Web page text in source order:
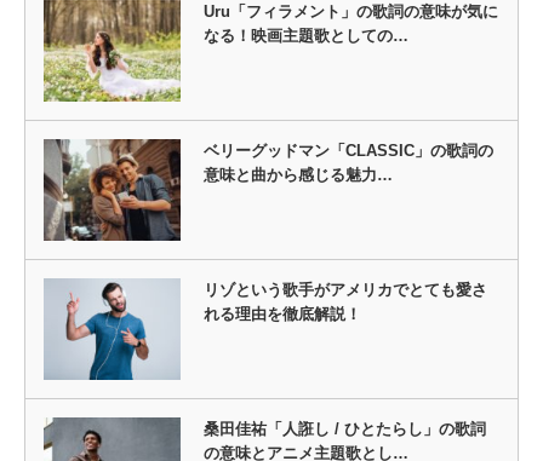
Uru「フィラメント」の歌詞の意味が気に
なる！映画主題歌としての…
ベリーグッドマン「CLASSIC」の歌詞の
意味と曲から感じる魅力…
リゾという歌手がアメリカでとても愛さ
れる理由を徹底解説！
桑田佳祐「人誑し / ひとたらし」の歌詞
の意味とアニメ主題歌とし…